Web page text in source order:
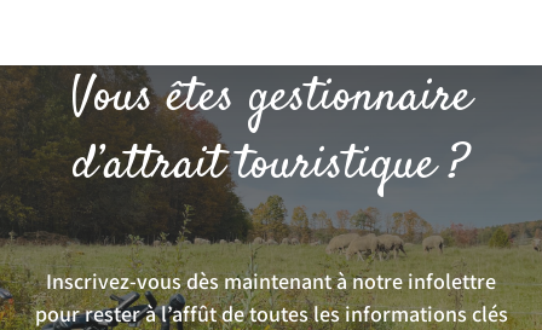
Vous êtes gestionnaire
d’attrait touristique ?
Inscrivez-vous dès maintenant à notre infolettre
pour rester à l’affût de toutes les informations clés